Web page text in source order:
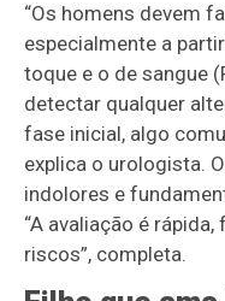
“Os homens devem
especialmente a
toque e o de sangue
detectar qualquer
fase inicial, algo
explica o urologista.
indolores e
“A avaliação é
riscos”, completa.